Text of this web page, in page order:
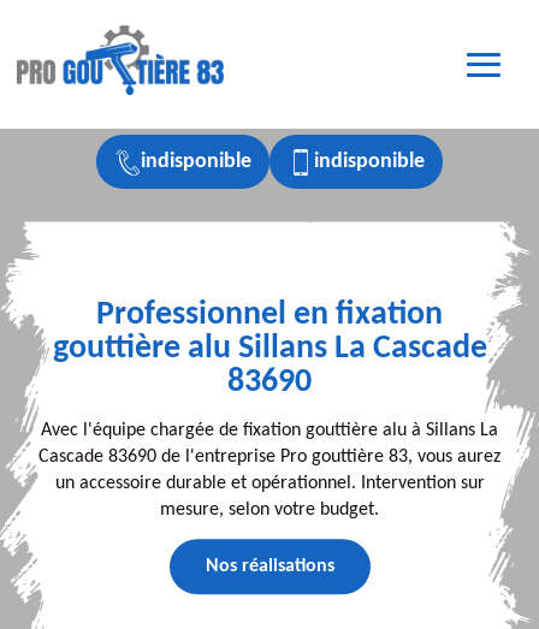
indisponible indisponible
Professionnel en fixation
gouttière alu Sillans La Cascade
83690
Avec l'équipe chargée de fixation gouttière alu à Sillans La
Cascade 83690 de l'entreprise Pro gouttière 83, vous aurez
un accessoire durable et opérationnel. Intervention sur
mesure, selon votre budget.
Nos réalisations